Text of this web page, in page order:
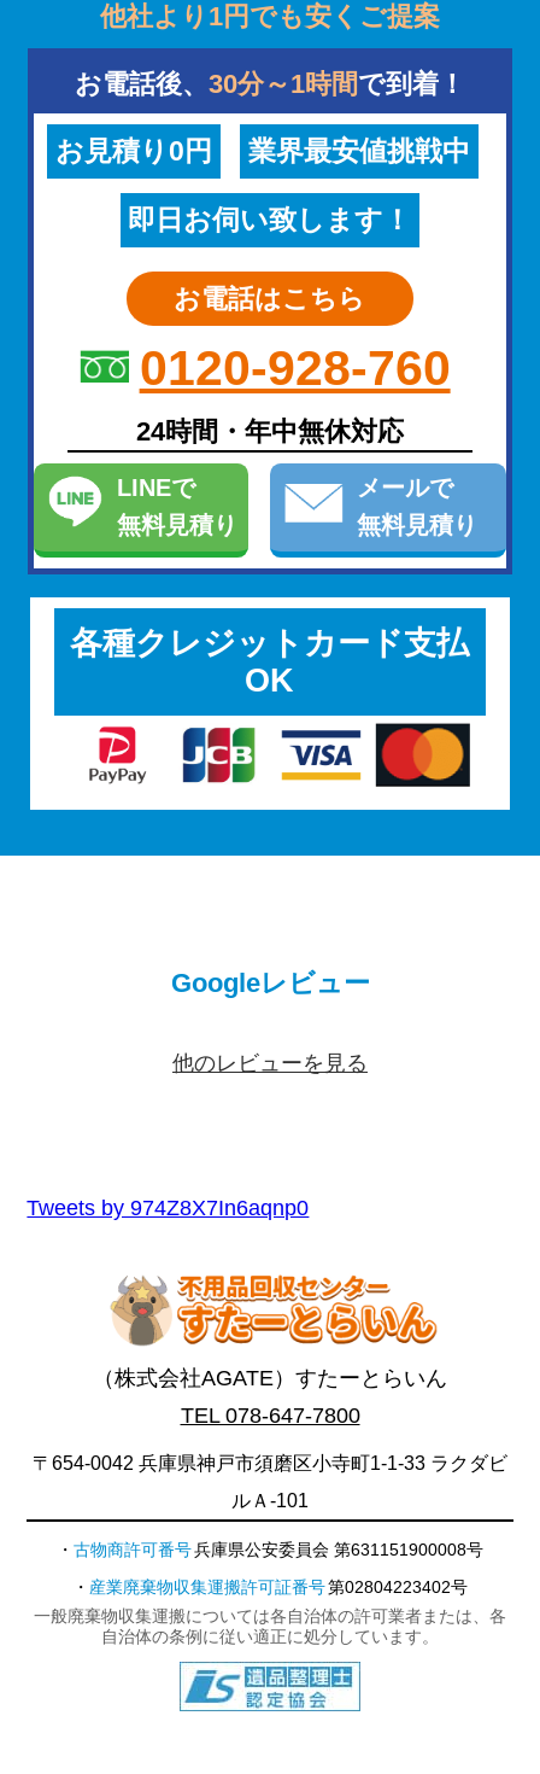
他社より1円でも安くご提案
お電話後、 30分～1時間で到着！
お見積り0円 業界最安値挑戦中
即日お伺い致します！
お電話はこちら
0120-928-760
24時間・年中無休対応
LINEで
無料見積り
メールで
無料見積り
各種クレジットカード支払
OK
Googleレビュー
他のレビューを見る
Tweets by 974Z8X7In6aqnp0
（株式会社AGATE）すたーとらいん
TEL 078-647-7800
〒654-0042 兵庫県神戸市須磨区小寺町1-1-33 ラクダビ
ルＡ-101
古物商許可番号兵庫県公安委員会 第631151900008号
産業廃棄物収集運搬許可証番号第02804223402号
一般廃棄物収集運搬については各自治体の許可業者または、各
自治体の条例に従い適正に処分しています。